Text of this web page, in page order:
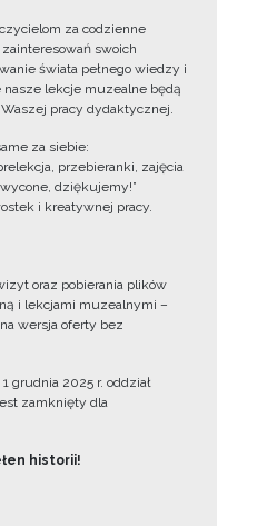
za codzienne
swoich
świata pełnego wiedzy i
nasze lekcje muzealne będą
pracy dydaktycznej.
za siebie:
przebieranki, zajęcia
dziękujemy!”
i kreatywnej pracy.
oraz pobierania plików
i lekcjami muzealnymi –
wersja oferty bez
grudnia 2025 r. oddział
zamknięty dla
historii!